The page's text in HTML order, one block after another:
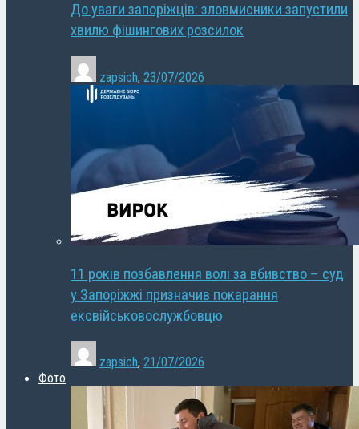
До уваги запоріжців: зловмисники запустили
хвилю фішингових розсилок
zapsich, 23/07/2026
11 років позбавлення волі за вбивство – суд
у Запоріжжі призначив покарання
ексвійськовослужбовцю
zapsich, 21/07/2026
Фото